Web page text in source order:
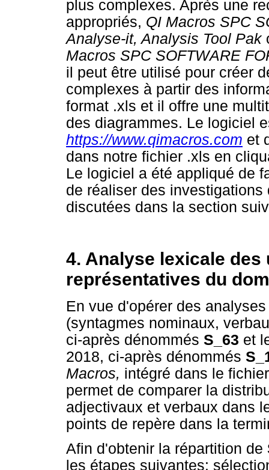
plus complexes. Après une
appropriés, QI Macros SPC
Analyse-it, Analysis Tool Pak
Macros SPC SOFTWARE
il peut être utilisé pour créer
complexes à partir des
format .xls et il offre une
des diagrammes. Le logiciel
https://www.qimacros.com et
dans notre fichier .xls en
Le logiciel a été appliqué de
de réaliser des
discutées dans la section
4. Analyse lexicale
représentatives du
En vue d'opérer des
(syntagmes nominaux,
ci-après dénommés S_63 et
2018, ci-après dénommés
Macros, intégré dans le
permet de comparer la
adjectivaux et verbaux dans
points de repère dans la
Afin d'obtenir la répartition de
les étapes suivantes: